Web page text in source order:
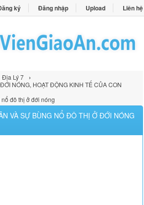
ký Đăng nhập Upload Liên hệ
Địa Lý 7 ›
NÓNG, HOẠT ĐỘNG KINH TẾ CỦA CON
đô thị ở đới nóng
VÀ SỰ BÙNG NỔ ĐÔ THỊ Ở ĐỚI NÓNG